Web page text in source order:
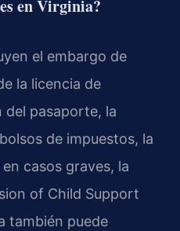
en Virginia?
el embargo de
la licencia de
del pasaporte, la
de impuestos, la
casos graves, la
of Child Support
también puede